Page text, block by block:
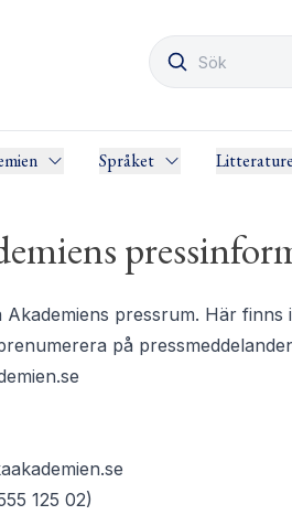
Språket
Akademiens pressrum. Här
på
125 02)